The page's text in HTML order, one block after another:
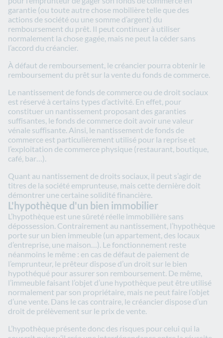
garantie (ou toute autre chose mobilière telle que des
actions de société ou une somme d’argent) du
remboursement du prêt. Il peut continuer à utiliser
normalement la chose gagée, mais ne peut la céder sans
l’accord du créancier.
À défaut de remboursement, le créancier pourra obtenir le
remboursement du prêt sur la vente du fonds de commerce.
Le nantissement de fonds de commerce ou de droit sociaux
est réservé à certains types d’activité. En effet, pour
constituer un nantissement proposant des garanties
suffisantes, le fonds de commerce doit avoir une valeur
vénale suffisante. Ainsi, le nantissement de fonds de
commerce est particulièrement utilisé pour la reprise et
l’exploitation de commerce physique (restaurant, boutique,
café, bar…).
Quant au nantissement de droits sociaux, il peut s’agir de
titres de la société emprunteuse, mais cette dernière doit
démontrer une certaine solidité financière.
L'hypothèque d'un bien immobilier
L’hypothèque est une sûreté réelle immobilière sans
dépossession. Contrairement au nantissement, l’hypothèque
porte sur un bien immeuble (un appartement, des locaux
d’entreprise, une maison…). Le fonctionnement reste
néanmoins le même : en cas de défaut de paiement de
l’emprunteur, le prêteur dispose d’un droit sur le bien
hypothéqué pour assurer son remboursement. De même,
l’immeuble faisant l’objet d’une hypothèque peut être utilisé
normalement par son propriétaire, mais ne peut faire l’objet
d’une vente. Dans le cas contraire, le créancier dispose d’un
droit de prélèvement sur le prix de vente.
L’hypothèque présente donc des risques pour celui qui la